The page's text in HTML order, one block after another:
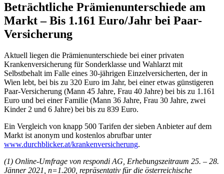
Beträchtliche Prämienunterschiede am
Markt – Bis 1.161 Euro/Jahr bei Paar-
Versicherung
Aktuell liegen die Prämienunterschiede bei einer privaten
Krankenversicherung für Sonderklasse und Wahlarzt mit
Selbstbehalt im Falle eines 30-jährigen Einzelversicherten, der in
Wien lebt, bei bis zu 320 Euro im Jahr, bei einer etwas günstigeren
Paar-Versicherung (Mann 45 Jahre, Frau 40 Jahre) bei bis zu 1.161
Euro und bei einer Familie (Mann 36 Jahre, Frau 30 Jahre, zwei
Kinder 2 und 6 Jahre) bei bis zu 839 Euro.
Ein Vergleich von knapp 500 Tarifen der sieben Anbieter auf dem
Markt ist anonym und kostenlos abrufbar unter
www.durchblicker.at/krankenversicherung.
(1) Online-Umfrage von respondi AG, Erhebungszeitraum 25. – 28.
Jänner 2021, n=1.200, repräsentativ für die österreichische